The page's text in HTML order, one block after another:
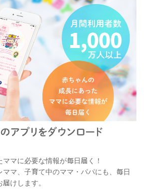
マに必要な情報が毎日届く！
マ、子育て中のママ・パパにも、毎日
けします。